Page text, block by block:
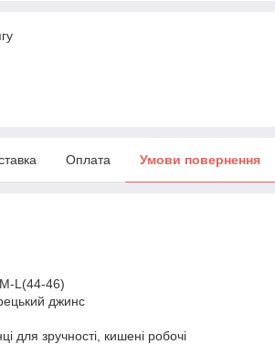
Оплата Умови повернення
L(44-46)
джинс
для зручності, кишені робочі